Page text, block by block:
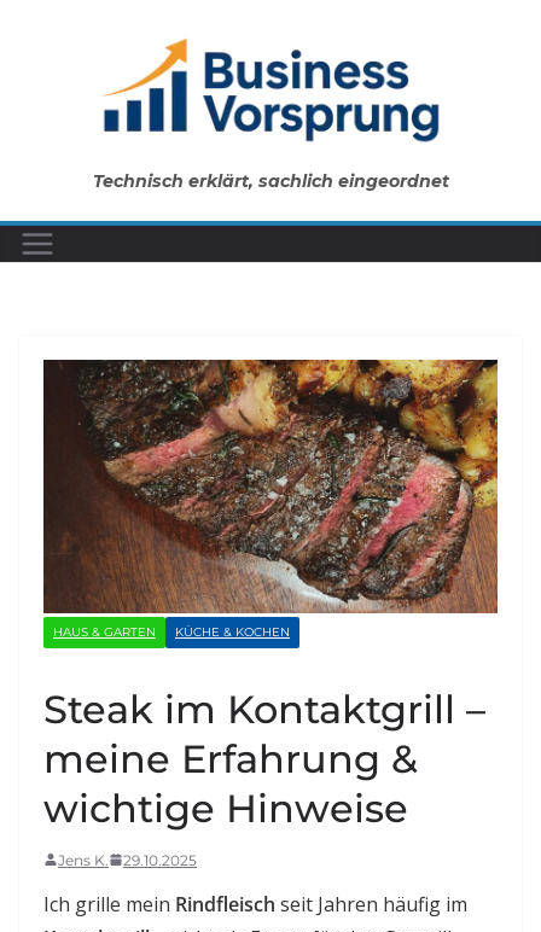
Technisch erklärt, sachlich eingeordnet
HAUS & GARTEN KÜCHE & KOCHEN
Steak im Kontaktgrill –
meine Erfahrung &
wichtige Hinweise
Jens K. 29.10.2025
Ich grille mein Rindfleisch seit Jahren häufig im